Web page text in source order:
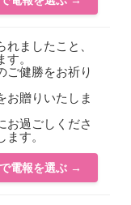
ましたこと、
。
ご健勝をお祈り
お贈りいたしま
お過ごしくださ
す。
電報を選ぶ →